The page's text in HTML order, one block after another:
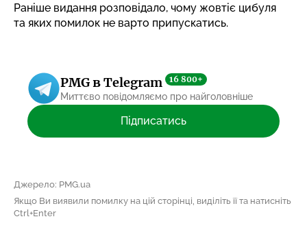
Раніше видання розповідало, чому жовтіє цибуля
та яких помилок не варто припускатись.
PMG в Telegram 16 800+
Миттєво повідомляємо про найголовніше
Підписатись
Джерело: PMG.ua
Якщо Ви виявили помилку на цій сторінці, виділіть її та натисніть
Ctrl+Enter